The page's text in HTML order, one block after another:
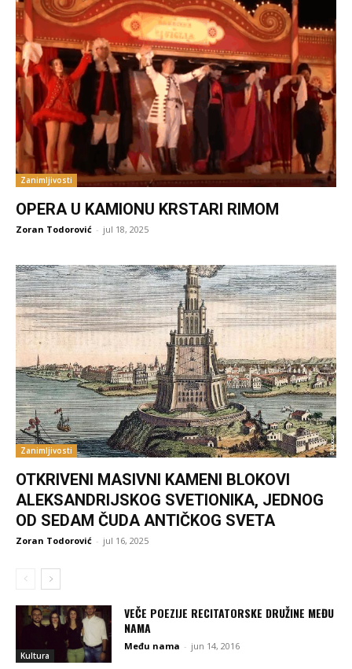
Zanimljivosti
OPERA U KAMIONU KRSTARI RIMOM
Zoran Todorović - jul 18, 2025
Zanimljivosti
OTKRIVENI MASIVNI KAMENI BLOKOVI
ALEKSANDRIJSKOG SVETIONIKA, JEDNOG
OD SEDAM ČUDA ANTIČKOG SVETA
Zoran Todorović - jul 16, 2025
Kultura
VEČE POEZIJE RECITATORSKE DRUŽINE MEĐU
NAMA
Među nama - jun 14, 2016